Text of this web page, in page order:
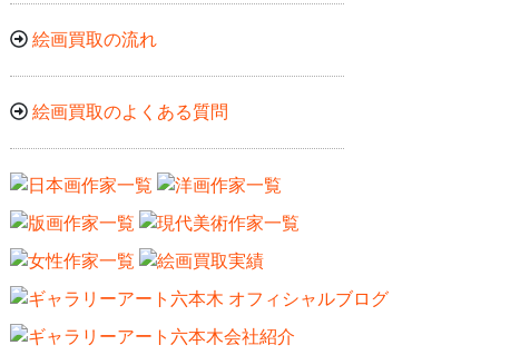
絵画買取の流れ
絵画買取のよくある質問